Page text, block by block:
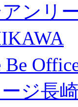
ンリ
ジ長